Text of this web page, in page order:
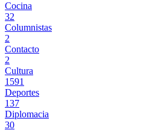
Cocina
32
Columnistas
2
Contacto
2
Cultura
1591
Deportes
137
Diplomacia
30